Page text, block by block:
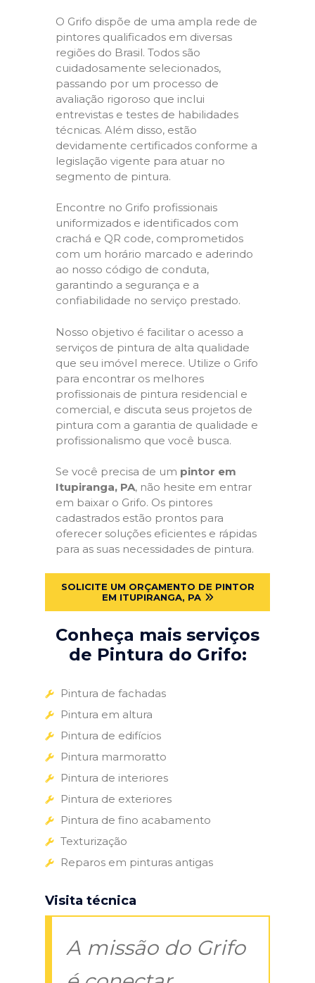
O Grifo dispõe de uma ampla rede de
pintores qualificados em diversas
regiões do Brasil. Todos são
cuidadosamente selecionados,
passando por um processo de
avaliação rigoroso que inclui
entrevistas e testes de habilidades
técnicas. Além disso, estão
devidamente certificados conforme a
legislação vigente para atuar no
segmento de pintura.
Encontre no Grifo profissionais
uniformizados e identificados com
crachá e QR code, comprometidos
com um horário marcado e aderindo
ao nosso código de conduta,
garantindo a segurança e a
confiabilidade no serviço prestado.
Nosso objetivo é facilitar o acesso a
serviços de pintura de alta qualidade
que seu imóvel merece. Utilize o Grifo
para encontrar os melhores
profissionais de pintura residencial e
comercial, e discuta seus projetos de
pintura com a garantia de qualidade e
profissionalismo que você busca.
Se você precisa de um pintor em
Itupiranga, PA, não hesite em entrar
em baixar o Grifo. Os pintores
cadastrados estão prontos para
oferecer soluções eficientes e rápidas
para as suas necessidades de pintura.
SOLICITE UM ORÇAMENTO DE PINTOR
EM ITUPIRANGA, PA
Conheça mais serviços
de Pintura do Grifo:
Pintura de fachadas
Pintura em altura
Pintura de edifícios
Pintura marmoratto
Pintura de interiores
Pintura de exteriores
Pintura de fino acabamento
Texturização
Reparos em pinturas antigas
Visita técnica
A missão do Grifo